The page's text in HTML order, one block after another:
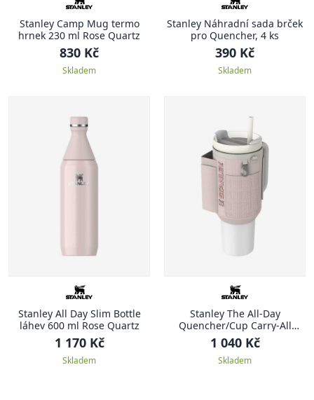
Stanley Camp Mug termo
hrnek 230 ml Rose Quartz
830 Kč
Skladem
Stanley Náhradní sada brček
pro Quencher, 4 ks
390 Kč
Skladem
Stanley All Day Slim Bottle
láhev 600 ml Rose Quartz
1 170 Kč
Skladem
Stanley The All-Day
Quencher/Cup Carry-All
nosička na 1180 ml Rose
Quartz
1 040 Kč
Skladem